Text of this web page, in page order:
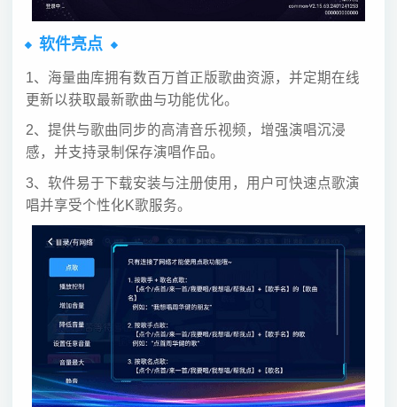
软件亮点
1、海量曲库拥有数百万首正版歌曲资源，并定期在线
更新以获取最新歌曲与功能优化。
2、提供与歌曲同步的高清音乐视频，增强演唱沉浸
感，并支持录制保存演唱作品。
3、软件易于下载安装与注册使用，用户可快速点歌演
唱并享受个性化K歌服务。